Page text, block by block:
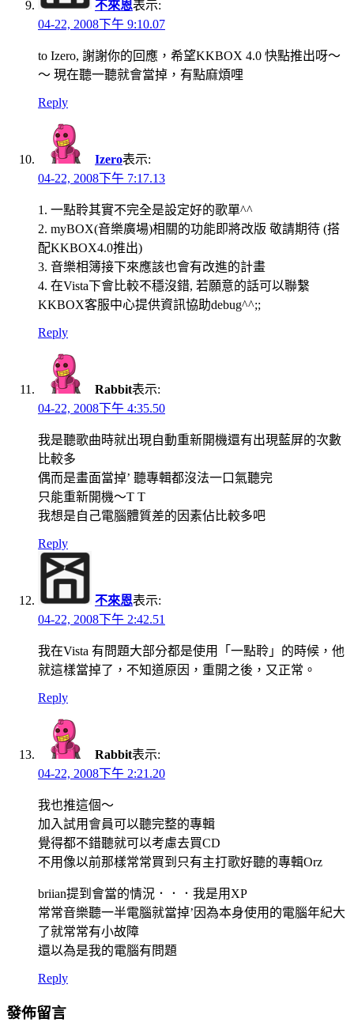
不來恩表示:
04-22, 2008下午 9:10.07
to Izero, 謝謝你的回應，希望KKBOX 4.0 快點推出呀～
～ 現在聽一聽就會當掉，有點麻煩哩
Reply
Izero表示:
04-22, 2008下午 7:17.13
1. 一點聆其實不完全是設定好的歌單^^
2. myBOX(音樂廣場)相關的功能即將改版 敬請期待 (搭
配KKBOX4.0推出)
3. 音樂相簿接下來應該也會有改進的計畫
4. 在Vista下會比較不穩沒錯, 若願意的話可以聯繫
KKBOX客服中心提供資訊協助debug^^;;
Reply
Rabbit表示:
04-22, 2008下午 4:35.50
我是聽歌曲時就出現自動重新開機還有出現藍屏的次數
比較多
偶而是畫面當掉’ 聽專輯都沒法一口氣聽完
只能重新開機～T T
我想是自己電腦體質差的因素佔比較多吧
Reply
不來恩表示:
04-22, 2008下午 2:42.51
我在Vista 有問題大部分都是使用「一點聆」的時候，他
就這樣當掉了，不知道原因，重開之後，又正常。
Reply
Rabbit表示:
04-22, 2008下午 2:21.20
我也推這個～
加入試用會員可以聽完整的專輯
覺得都不錯聽就可以考慮去買CD
不用像以前那樣常常買到只有主打歌好聽的專輯Orz
briian提到會當的情況．．．我是用XP
常常音樂聽一半電腦就當掉’因為本身使用的電腦年紀大
了就常常有小故障
還以為是我的電腦有問題
Reply
發佈留言